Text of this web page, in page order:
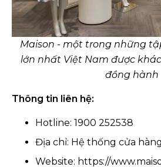
Maison - một trong những
lớn nhất Việt Nam được
đồng hành
Thông tin liên hệ:
Hotline: 1900 252538
Địa chỉ: Hệ thống cửa hàng
Website: https://